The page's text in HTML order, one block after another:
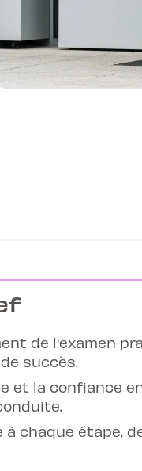
de l'examen
succès.
et la confiance
chaque étape,